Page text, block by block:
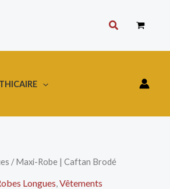
Rechercher
/ Maxi-Robe | Caftan Brodé
Longues Vêtements